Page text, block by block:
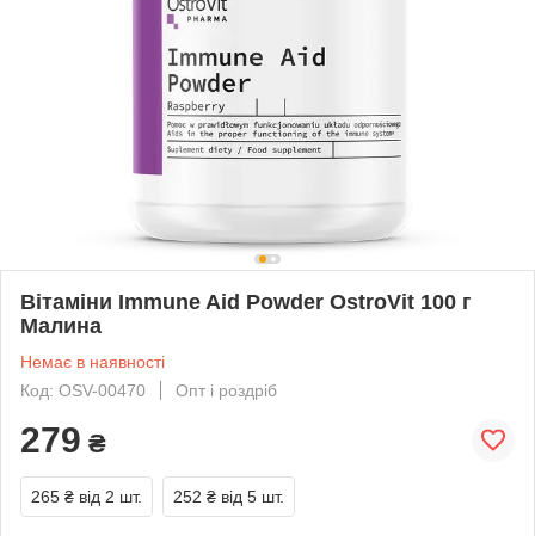
Вітаміни Immune Aid Powder OstroVit 100 г
Малина
Немає в наявності
Код: OSV-00470
Опт і роздріб
279 ₴
265 ₴ від 2 шт. 252 ₴ від 5 шт.